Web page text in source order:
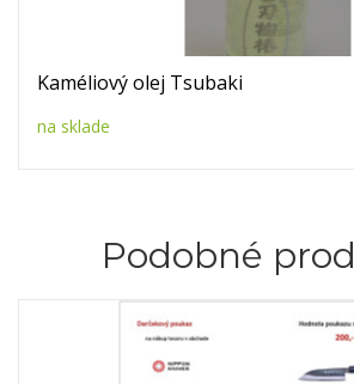
Kaméliový olej Tsubaki
na sklade
Podobné